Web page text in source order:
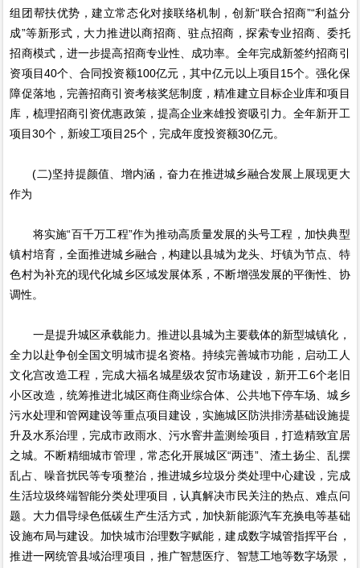
组团帮扶优势，建立常态化对接联络机制，创新“联合招商”“利益分
成”等新形式，大力推进以商招商、驻点招商，探索专业招商、委托
招商模式，进一步提高招商专业性、成功率。全年完成新签约招商引
资项目40个、合同投资额100亿元，其中亿元以上项目15个。强化保
障促落地，完善招商引资考核奖惩制度，精准建立目标企业库和项目
库，梳理招商引资优惠政策，提高企业来雄投资吸引力。全年新开工
项目30个，新竣工项目25个，完成年度投资额30亿元。
(二)坚持提颜值、增内涵，奋力在推进城乡融合发展上展现更大
作为
将实施“百千万工程”作为推动高质量发展的头号工程，加快典型
镇村培育，全面推进城乡融合，构建以县城为龙头、圩镇为节点、特
色村为补充的现代化城乡区域发展体系，不断增强发展的平衡性、协
调性。
一是提升城区承载能力。推进以县城为主要载体的新型城镇化，
全力以赴争创全国文明城市提名资格。持续完善城市功能，启动工人
文化宫改造工程，完成大福名城星级农贸市场建设，新开工6个老旧
小区改造，统筹推进北城区商住商业综合体、公共地下停车场、城乡
污水处理和管网建设等重点项目建设，实施城区防洪排涝基础设施提
升及水系治理，完成市政雨水、污水窨井盖测绘项目，打造精致宜居
之城。不断精细城市管理，常态化开展城区“两违”、渣土扬尘、乱摆
乱占、噪音扰民等专项整治，推进城乡垃圾分类处理中心建设，完成
生活垃圾终端智能分类处理项目，认真解决市民关注的热点、难点问
题。大力倡导绿色低碳生产生活方式，加快新能源汽车充换电等基础
设施布局与建设。加快城市治理数字赋能，建成数字城管指挥平台，
推进一网统管县域治理项目，推广智慧医疗、智慧工地等数字场景，